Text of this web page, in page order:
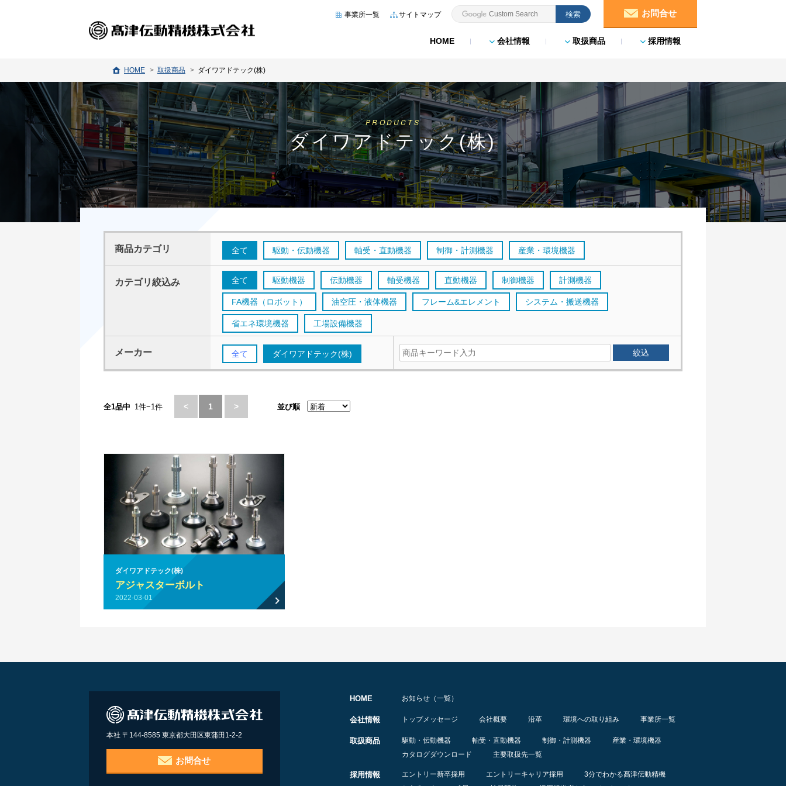
HOME 会社情報 取扱商品 採用情報
事業所一覧 サイトマップ お問合せ
HOME 取扱商品 ダイワアドテック(株)
PRODUCTS
ダイワアドテック(株)
商品カテゴリ 全て 駆動・伝動機器 軸受・直動機器 制御・計測機器 産業・環境機器
カテゴリ絞込み 全て 駆動機器 伝動機器 軸受機器 直動機器 制御機器 計測機器
FA機器（ロボット） 油空圧・液体機器 フレーム&エレメント システム・搬送機器
省エネ環境機器 工場設備機器
メーカー 全て ダイワアドテック(株)
全1品中 1件−1件 < 1 > 並び順
ダイワアドテック(株)
アジャスターボルト
2022-03-01
本社 〒144-8585 東京都大田区東蒲田1-2-2
お問合せ
HOME お知らせ（一覧）
会社情報 トップメッセージ 会社概要 沿革 環境への取り組み 事業所一覧
取扱商品 駆動・伝動機器 軸受・直動機器 制御・計測機器
産業・環境機器
カタログダウンロード
主要取扱先一覧
採用情報 エントリー新卒採用 エントリーキャリア採用
3分でわかる髙津伝動精機